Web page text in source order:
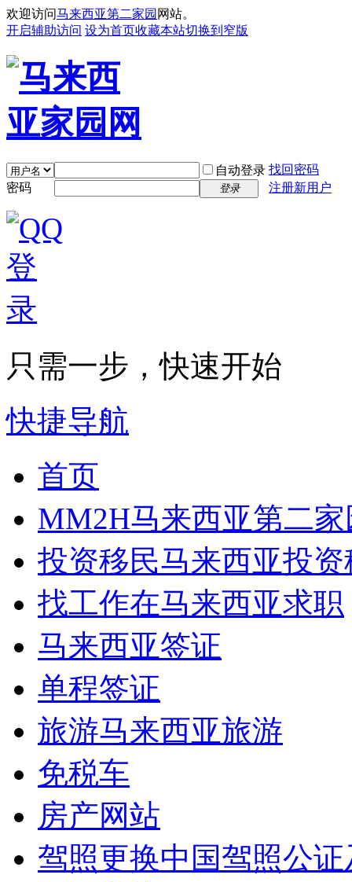
欢迎访问马来西亚第二家园 网站。
开启辅助访问 设为首页收藏本站切换到窄版
自动登录 找回密码
密码
登录 注册新用户
只需一步，快速开始
快捷导航
首页
MM2H马来西亚第二家
投资移民马来西亚投资
找工作在马来西亚求职
马来西亚签证
单程签证
旅游马来西亚旅游
免税车
房产网站
驾照更换中国驾照公